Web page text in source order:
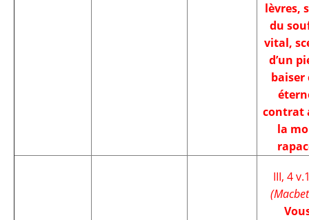
lèvres,
du
vital,
d’un
baiser
contrat
la
III, 4